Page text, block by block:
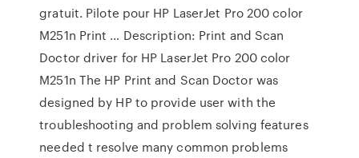
gratuit. Pilote pour HP LaserJet Pro 200 color
M251n Print … Description: Print and Scan
Doctor driver for HP LaserJet Pro 200 color
M251n The HP Print and Scan Doctor was
designed by HP to provide user with the
troubleshooting and problem solving features
needed t resolve many common problems